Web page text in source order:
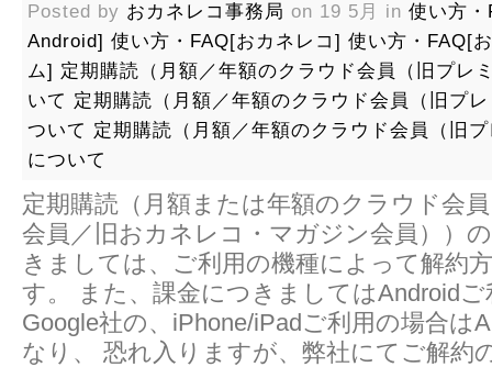
Posted by おカネレコ事務局 on 19 5月 in 使い方
Android] 使い方・FAQ[おカネレコ] 使い方・FAQ[
ム] 定期購読（月額／年額のクラウド会員（旧プレ
いて 定期購読（月額／年額のクラウド会員（旧プ
ついて 定期購読（月額／年額のクラウド会員（旧
について
定期購読（月額または年額のクラウド会
会員／旧おカネレコ・マガジン会員））
きましては、ご利用の機種によって解約
す。 また、課金につきましてはAndroid
Google社の、iPhone/iPadご利用の場合は
なり、 恐れ入りますが、弊社にてご解約